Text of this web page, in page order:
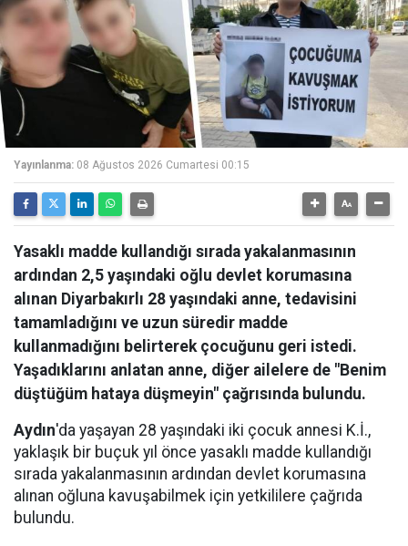
Yayınlanma: 08 Ağustos 2026 Cumartesi 00:15
Yasaklı madde kullandığı sırada yakalanmasının
ardından 2,5 yaşındaki oğlu devlet korumasına
alınan Diyarbakırlı 28 yaşındaki anne, tedavisini
tamamladığını ve uzun süredir madde
kullanmadığını belirterek çocuğunu geri istedi.
Yaşadıklarını anlatan anne, diğer ailelere de "Benim
düştüğüm hataya düşmeyin" çağrısında bulundu.
Aydın'da yaşayan 28 yaşındaki iki çocuk annesi K.İ.,
yaklaşık bir buçuk yıl önce yasaklı madde kullandığı
sırada yakalanmasının ardından devlet korumasına
alınan oğluna kavuşabilmek için yetkililere çağrıda
bulundu.